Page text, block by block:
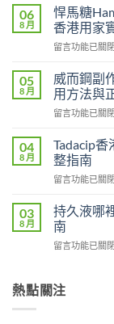
利
勁
用
法
量
完
整
教
幾
時
食
多？
正
確
一
次
06
8 月
悍馬糖
香港用家
在
馬
糖
Hamer
效
真
相：
有
用
是
心
作
香
留言功能已關閉
05
8 月
威而鋼副
用方法與
在
而
鋼
副
作
完
整
分
析
見
留言功能已關閉
04
8 月
Tadacip
整指南
在
香
港
邊
度
貨？
留言功能已關閉
03
8 月
持久液哪
南
在
液
哪
留言功能已關閉
熱點關注